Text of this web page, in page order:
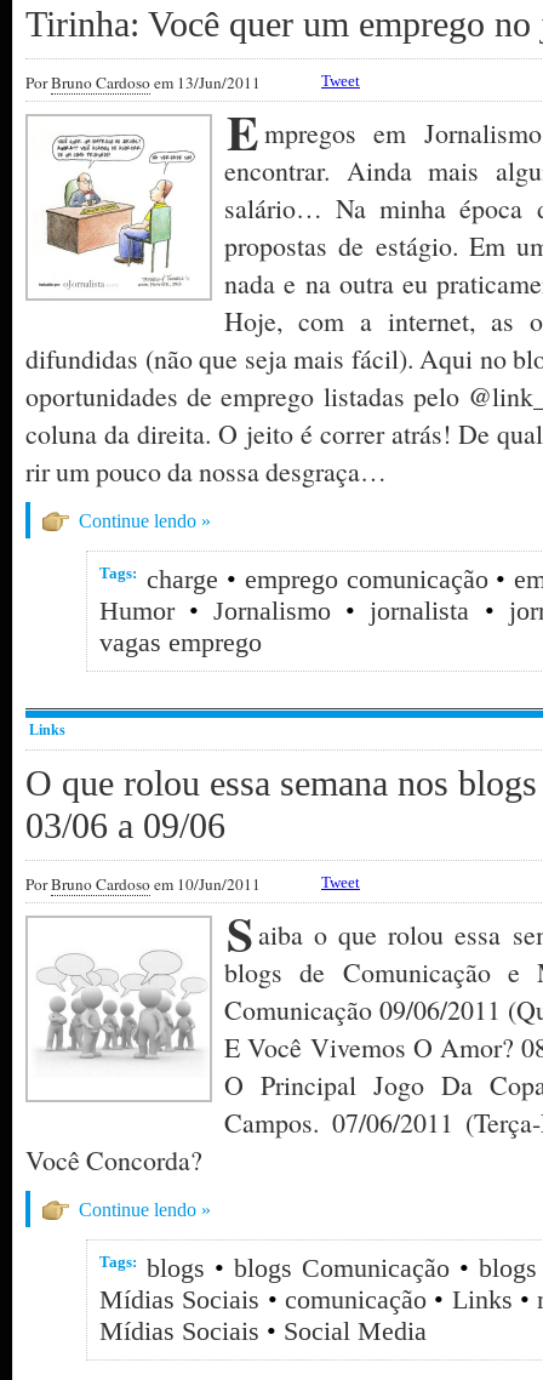
Tirinha: Você quer um emprego no
PorBruno Cardosoem 13/Jun/2011 Tweet
Empregos em
encontrar. Ainda mais
salário… Na minha época
propostas de estágio. Em
nada e na outra eu
Hoje, com a internet, as
difundidas (não que seja mais fácil). Aqui no
oportunidades de emprego listadas pelo
coluna da direita. O jeito é correr atrás! De
rir um pouco da nossa desgraça…
Continue lendo »
Tags: charge • emprego comunicação•
Humor•Jornalismo • jornalista •
vagas emprego
Links
O que rolou essa semana nos
03/06 a 09/06
PorBruno Cardosoem 10/Jun/2011 Tweet
Saiba o que rolou essa
blogs de Comunicação
Comunicação 09/06/2011
E Você Vivemos O Amor?
O Principal Jogo Da
Campos. 07/06/2011
Você Concorda?
Continue lendo »
Tags: blogs • blogs Comunicação •
Mídias Sociais • comunicação• Links •
Mídias Sociais • Social Media